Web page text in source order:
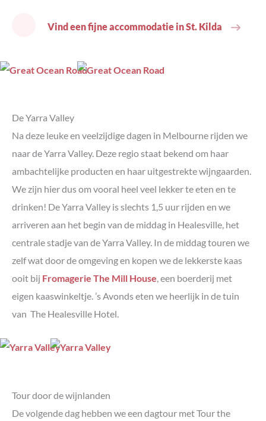
Vind een fijne accommodatie in St. Kilda
De Yarra Valley
Na deze leuke en veelzijdige dagen in Melbourne rijden we
naar de Yarra Valley. Deze regio staat bekend om haar
ambachtelijke producten en haar uitgestrekte wijngaarden.
We zijn hier dus om vooral heel veel lekker te eten en te
drinken! De Yarra Valley is slechts 1,5 uur rijden en we
arriveren aan het begin van de middag in Healesville, het
centrale stadje van de Yarra Valley. In de middag touren we
zelf wat door de omgeving en kopen we de lekkerste kaas
ooit bij Fromagerie The Mill House, een boerderij met
eigen kaaswinkeltje. ’s Avonds eten we heerlijk in de tuin
van The Healesville Hotel.
Tour door de wijnlanden
De volgende dag hebben we een dagtour met Tour the